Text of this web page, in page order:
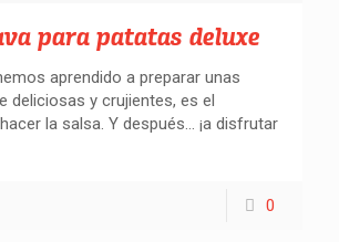
para patatas deluxe
aprendido a preparar unas
deliciosas y crujientes, es el
la salsa. Y después… ¡a disfrutar
0